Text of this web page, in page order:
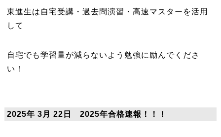
東進生は自宅受講・過去問演習・高速マスターを活用
して
自宅でも学習量が減らないよう勉強に励んでくださ
い！
2025年 3月 22日 2025年合格速報！！！